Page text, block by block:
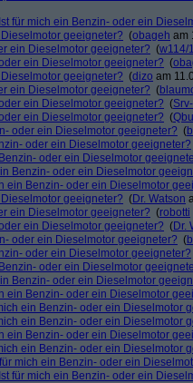
für mich ein Benzin- oder ein
geeigneter? (obageh am
ein Dieselmotor geeigneter? (w114/
ein Dieselmotor geeigneter? (
geeigneter? (dizo am
ein Dieselmotor geeigneter? (
ein Dieselmotor geeigneter? (
ein Dieselmotor geeigneter? (
oder ein Dieselmotor geeigneter? (
oder ein Dieselmotor geeigneter?
oder ein Dieselmotor
Benzin- oder ein Dieselmotor
ein Benzin- oder ein Dieselmotor
geeigneter? (Dr. Watson
ein Dieselmotor geeigneter? (robotti
ein Dieselmotor geeigneter? (Dr.
oder ein Dieselmotor geeigneter? (
oder ein Dieselmotor geeigneter?
oder ein Dieselmotor
Benzin- oder ein Dieselmotor
ein Benzin- oder ein Dieselmotor
ein Benzin- oder ein Dieselmotor
ein Benzin- oder ein Dieselmotor
ein Benzin- oder ein Dieselmotor
ein Benzin- oder ein Dieselmotor
mich ein Benzin- oder ein
für mich ein Benzin- oder ein